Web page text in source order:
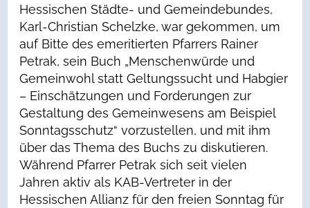
Hessischen Städte- und Gemeindebundes,
Karl-Christian Schelzke, war gekommen, um
auf Bitte des emeritierten Pfarrers Rainer
Petrak, sein Buch „Menschenwürde und
Gemeinwohl statt Geltungssucht und Habgier
– Einschätzungen und Forderungen zur
Gestaltung des Gemeinwesens am Beispiel
Sonntagsschutz“ vorzustellen, und mit ihm
über das Thema des Buchs zu diskutieren.
Während Pfarrer Petrak sich seit vielen
Jahren aktiv als KAB-Vertreter in der
Hessischen Allianz für den freien Sonntag für